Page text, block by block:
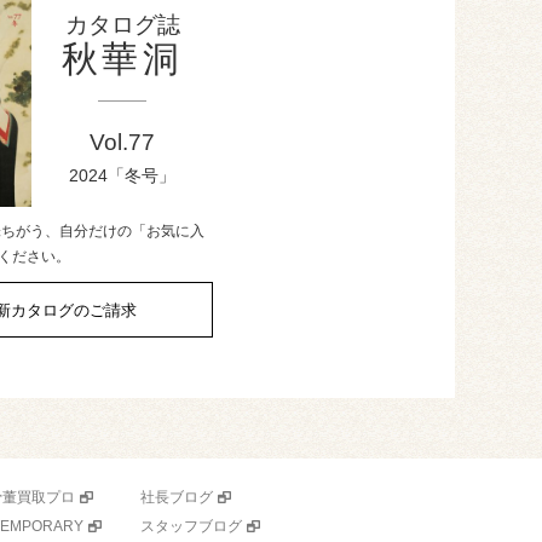
カタログ誌
秋華洞
Vol.77
2024「冬号」
がう、自分だけの「お気に入
ださい。
カタログのご請求
買取プロ
社長ブログ
スタッフブログ